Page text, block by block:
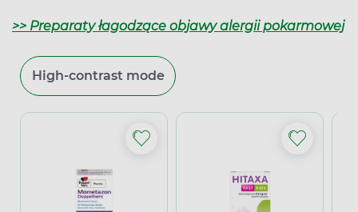
>> Preparaty łagodzące objawy alergii pokarmowej
High-contrast mode